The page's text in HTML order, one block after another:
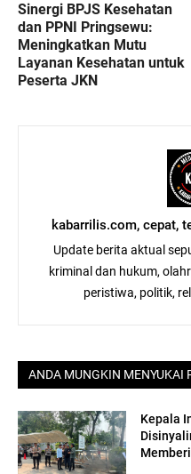
Sinergi BPJS Kesehatan
dan PPNI Pringsewu:
Meningkatkan Mutu
Layanan Kesehatan untuk
Peserta JKN
kabarrilis.com, cepat,
Update berita aktual
kriminal dan hukum,
peristiwa, politik,
ANDA MUNGKIN MENYUKAI
Kepala